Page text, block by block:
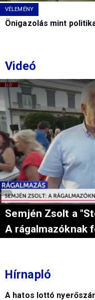
VÉLEMÉNY
Önigazolás mint
Videó
Semjén Zsolt a
A rágalmazóknak
Hírnapló
A hatos lottó